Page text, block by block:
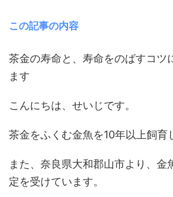
この記事の内容
茶金の寿命と、寿命をのばすコツ
ます
こんにちは、せいじです。
茶金をふくむ金魚を10年以上飼育
また、奈良県大和郡山市より、金
定を受けています。